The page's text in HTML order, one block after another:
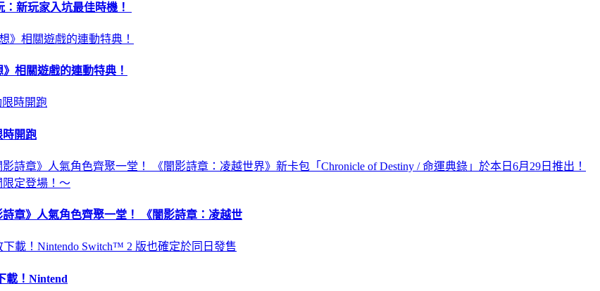
新玩家入坑最佳時機！
相關遊戲的連動特典！
時開跑
章》人氣角色齊聚一堂！ 《闇影詩章：凌越世
載！Nintend